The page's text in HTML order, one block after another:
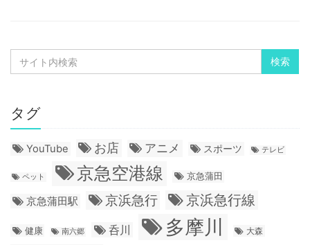
タグ
YouTube お店 アニメ スポーツ テレビ
ペット 京急空港線 京急蒲田
京急蒲田駅 京浜急行 京浜急行線
健康 南六郷 呑川 多摩川 大森